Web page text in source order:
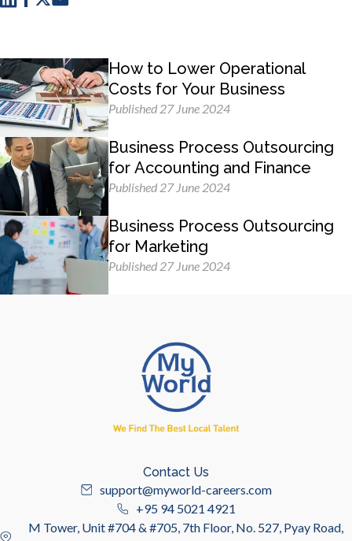
How to Lower Operational
Costs for Your Business
Published 27 June 2024
Business Process Outsourcing
for Accounting and Finance
Published 27 June 2024
Business Process Outsourcing
for Marketing
Published 27 June 2024
Contact Us
support@myworld-careers.com
+95 94 5021 4921
M Tower, Unit #704 & #705, 7th Floor, No. 527, Pyay Road,